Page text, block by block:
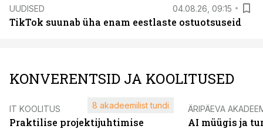
UUDISED 04.08.26, 09:15
TikTok suunab üha enam eestlaste ostuotsuseid
KONVERENTSID JA KOOLITUSED
IT KOOLITUS
Praktilise projektijuhtimise
8 akadeemilist tundi ÄRIPÄEVA
AI müügis ja